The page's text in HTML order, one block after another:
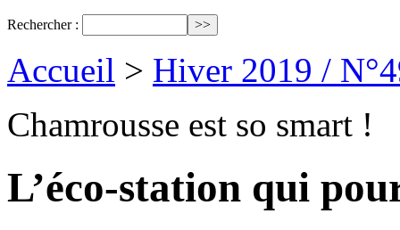
Rechercher :
Accueil > Hiver 2019 /
Chamrousse est so smart !
L’éco-station qui